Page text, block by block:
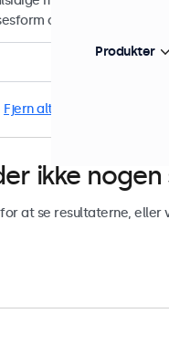
og ethvert miljø.
Fjern alt
ikke
at se resultaterne, eller
Produkter